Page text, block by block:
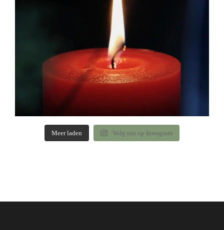
Meer laden Volg ons op Instagram